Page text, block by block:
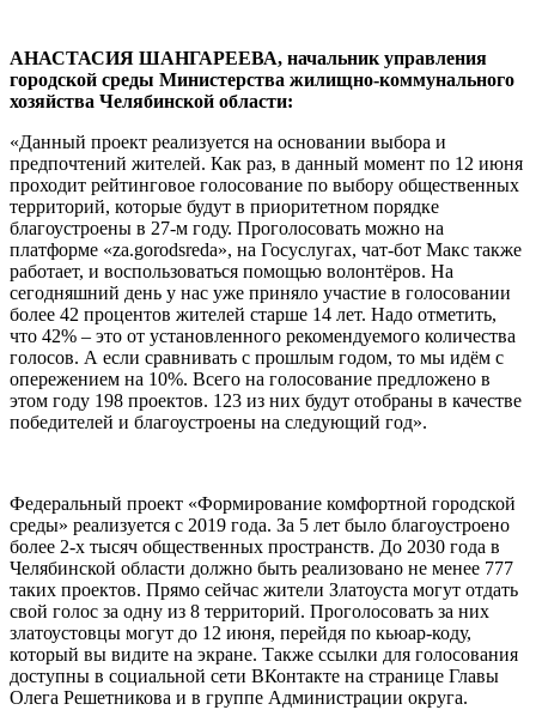
АНАСТАСИЯ ШАНГАРЕЕВА, начальник управления
городской среды Министерства жилищно-коммунального
хозяйства Челябинской области:
«Данный проект реализуется на основании выбора и
предпочтений жителей. Как раз, в данный момент по 12 июня
проходит рейтинговое голосование по выбору общественных
территорий, которые будут в приоритетном порядке
благоустроены в 27-м году. Проголосовать можно на
платформе «za.gorodsreda», на Госуслугах, чат-бот Макс также
работает, и воспользоваться помощью волонтёров. На
сегодняшний день у нас уже приняло участие в голосовании
более 42 процентов жителей старше 14 лет. Надо отметить,
что 42% – это от установленного рекомендуемого количества
голосов. А если сравнивать с прошлым годом, то мы идём с
опережением на 10%. Всего на голосование предложено в
этом году 198 проектов. 123 из них будут отобраны в качестве
победителей и благоустроены на следующий год».
Федеральный проект «Формирование комфортной городской
среды» реализуется с 2019 года. За 5 лет было благоустроено
более 2-х тысяч общественных пространств. До 2030 года в
Челябинской области должно быть реализовано не менее 777
таких проектов. Прямо сейчас жители Златоуста могут отдать
свой голос за одну из 8 территорий. Проголосовать за них
златоустовцы могут до 12 июня, перейдя по кьюар-коду,
который вы видите на экране. Также ссылки для голосования
доступны в социальной сети ВКонтакте на странице Главы
Олега Решетникова и в группе Администрации округа.